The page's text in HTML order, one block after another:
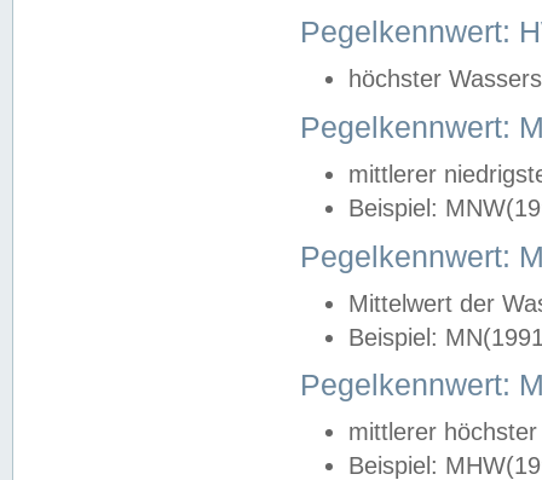
Pegelkennwert:
höchster
Pegelkennwert:
mittlerer
Beispiel:
Pegelkennwert:
Mittelwert der
Beispiel:
Pegelkennwert:
mittlerer
Beispiel: